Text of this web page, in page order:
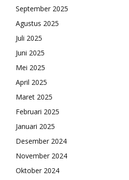
September 2025
Agustus 2025
Juli 2025
Juni 2025
Mei 2025
April 2025
Maret 2025
Februari 2025
Januari 2025
Desember 2024
November 2024
Oktober 2024